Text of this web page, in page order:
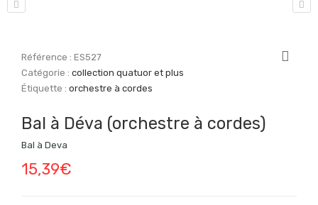
Référence :ES527
Catégorie :collection quatuor et plus
Étiquette :orchestre à cordes
Bal à Déva (orchestre à cordes)
Bal à Deva
15,39€